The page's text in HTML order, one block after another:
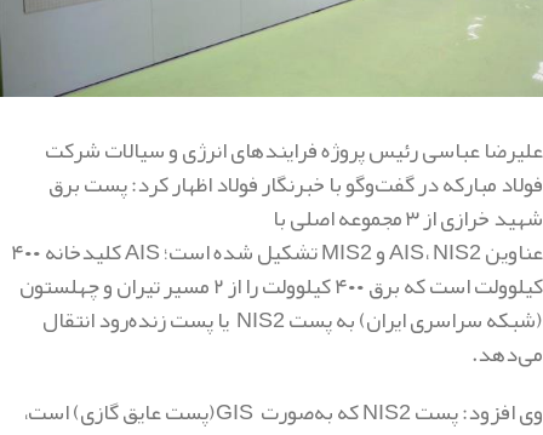
علیرضا عباسی رئیس پروژه فرایندهای انرژی و سیالات شرکت
فولاد مبارکه در گفت‌وگو با خبرنگار فولاد اظهار کرد: پست برق
شهید خرازی از ۳ مجموعه اصلی با
عناوین ،NIS2 و تشکیل شده است؛ کلیدخانه ۴۰۰
کیلوولت است که برق ۴۰۰ کیلوولت را از ۲ مسیر تیران و چهلستون
(شبکه سراسری ایران) به پست یا پست زنده‌رود انتقال
می‌دهد.
وی افزود: پست
که به‌صورت (پست عایق گازی) است،